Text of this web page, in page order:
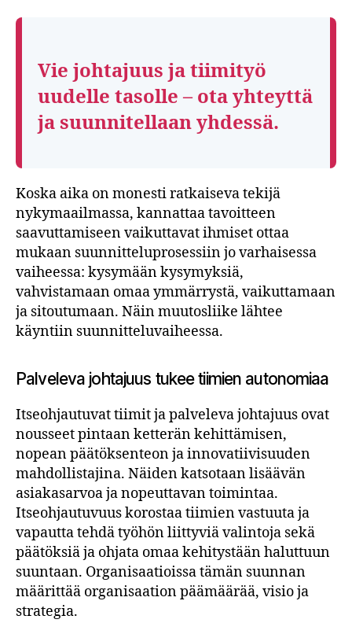
Vie johtajuus ja tiimityö
uudelle tasolle – ota yhteyttä
ja suunnitellaan yhdessä.
Koska aika on monesti ratkaiseva tekijä
nykymaailmassa, kannattaa tavoitteen
saavuttamiseen vaikuttavat ihmiset ottaa
mukaan suunnitteluprosessiin jo varhaisessa
vaiheessa: kysymään kysymyksiä,
vahvistamaan omaa ymmärrystä, vaikuttamaan
ja sitoutumaan. Näin muutosliike lähtee
käyntiin suunnitteluvaiheessa.
Palveleva johtajuus tukee tiimien autonomiaa
Itseohjautuvat tiimit ja palveleva johtajuus ovat
nousseet pintaan ketterän kehittämisen,
nopean päätöksenteon ja innovatiivisuuden
mahdollistajina. Näiden katsotaan lisäävän
asiakasarvoa ja nopeuttavan toimintaa.
Itseohjautuvuus korostaa tiimien vastuuta ja
vapautta tehdä työhön liittyviä valintoja sekä
päätöksiä ja ohjata omaa kehitystään haluttuun
suuntaan. Organisaatioissa tämän suunnan
määrittää organisaation päämäärää, visio ja
strategia.